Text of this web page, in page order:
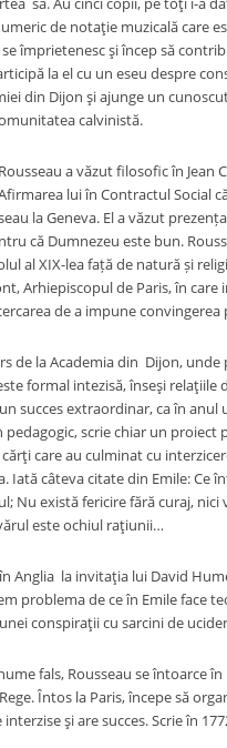
de notaţie muzicală care
împrietenesc şi încep să
la el cu un eseu despre
din Dijon şi ajunge un
calvinistă.
a văzut filosofic în Jean
lui în Contractul Social
la Geneva. El a văzut
că Dumnezeu este bun.
al XIX-lea față de natură și
Arhiepiscopul de Paris, în
de a impune convingerea
la Academia din Dijon, unde
formal intezisă, înseşi
succes extraordinar, ca în
pedagogic, scrie chiar un
care au culminat cu
Iată câteva citate din Emile:
Nu există fericire fără curaj,
este ochiul raţiunii…
la invitaţia lui David Hume,
problema de ce în Emile face
conspiraţii cu sarcini de
fals, Rousseau se întoarce în
Întos la Paris, începe să
şi are succes. Scrie în